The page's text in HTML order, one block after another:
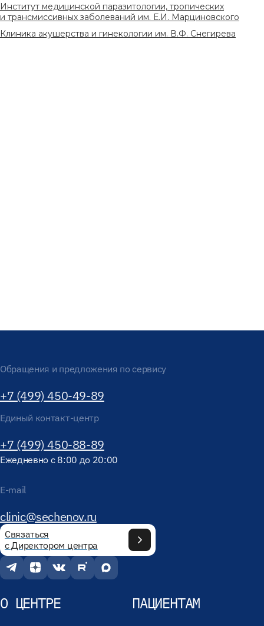
Институт медицинской паразитологии, тропических
и трансмиссивных заболеваний им. Е.И. Марциновского
Клиника акушерства и гинекологии им. В.Ф. Снегирева
Обращения и предложения по сервису
+7 (499) 450-49-89
Единый контакт-центр
+7 (499) 450-88-89
Ежедневно с 8:00 до 20:00
E-mail
clinic@sechenov.ru
Связаться
с Директором центра
О ЦЕНТРЕ ПАЦИЕНТАМ